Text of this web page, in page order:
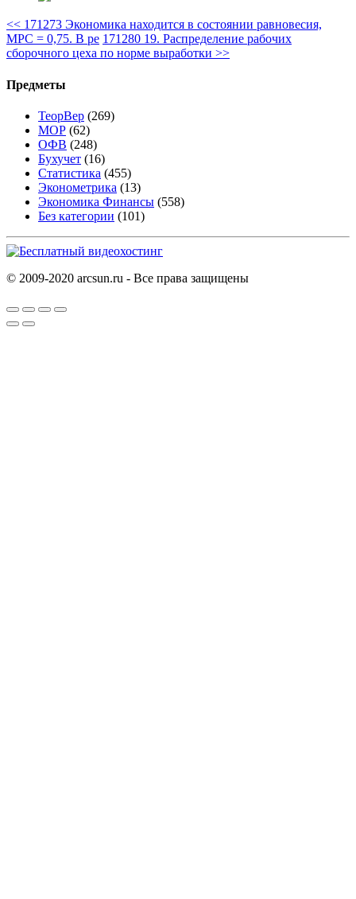
<< 171273 Экономика находится в состоянии равновесия,
МРС = 0,75. В ре 171280 19. Распределение рабочих
сборочного цеха по норме выработки >>
Предметы
ТеорВер (269)
МОР (62)
ОФВ (248)
Бухучет (16)
Статистика (455)
Эконометрика (13)
Экономика Финансы (558)
Без категории (101)
© 2009-2020 arcsun.ru - Все права защищены